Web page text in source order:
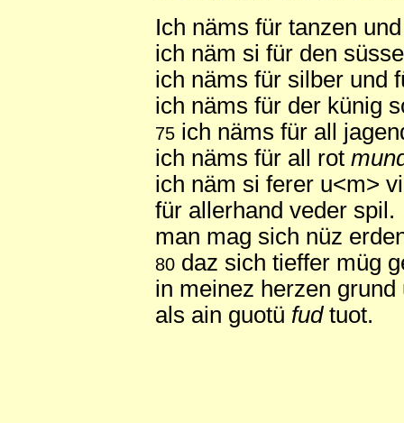
Ich näms für tanzen
ich näm si für den
ich näms für silber und
ich näms für der künig
75 ich näms für all
ich näms für all rot
ich näm si ferer u<m>
für allerhand veder spil.
man mag sich nüz
80 daz sich tieffer müg
in meinez herzen grund
als ain guotü fudtuot.